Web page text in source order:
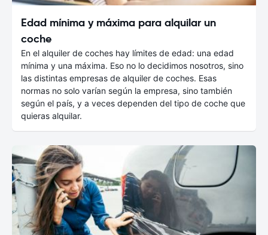
Edad mínima y máxima para alquilar un
coche
En el alquiler de coches hay límites de edad: una edad
mínima y una máxima. Eso no lo decidimos nosotros, sino
las distintas empresas de alquiler de coches. Esas
normas no solo varían según la empresa, sino también
según el país, y a veces dependen del tipo de coche que
quieras alquilar.